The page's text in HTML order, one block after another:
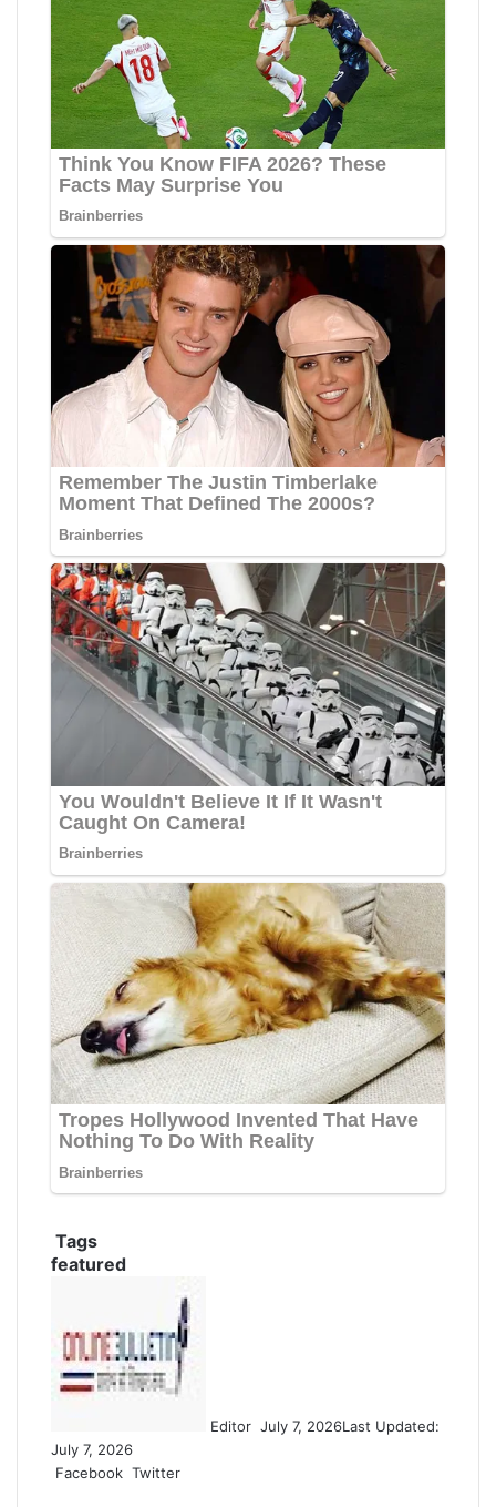
Tags
featured
Editor July 7, 2026Last Updated:
July 7, 2026
Facebook Twitter